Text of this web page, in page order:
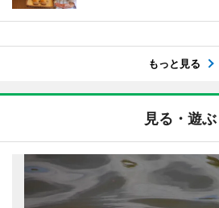
もっと見る
見る・遊ぶ